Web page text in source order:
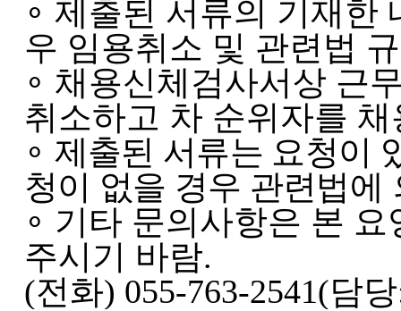
∘ 제출된 서류의 기재한
우 임용취소 및 관련법
∘ 채용신체검사서상 근
취소하고 차 순위자를 채
∘ 제출된 서류는 요청이
청이 없을 경우 관련법에
∘ 기타 문의사항은 본
주시기 바람.
(전화) 055-763-2541(담